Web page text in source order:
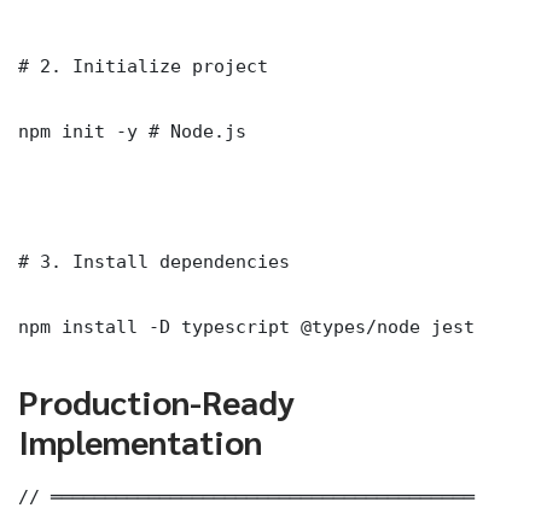
# 2. Initialize project
npm init -y # Node.js
# 3. Install dependencies
npm install -D typescript @types/node jest
Production-Ready
Implementation
// ═══════════════════════════════════════